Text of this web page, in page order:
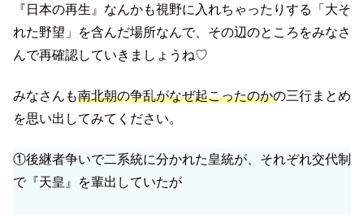
『日本の再生』なんかも視野に入れちゃったりする「大そ
れた野望」を含んだ場所なんで、その辺のところをみなさ
んで再確認していきましょうね♡
みなさんも南北朝の争乱がなぜ起こったのかの三行まとめ
を思い出してみてください。
①後継者争いで二系統に分かれた皇統が、それぞれ交代制
で『天皇』を輩出していたが